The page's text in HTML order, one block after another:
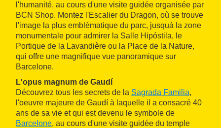
l'humanité, au cours d'une visite guidée organisée par
BCN Shop. Montez l'Escalier du Dragon, où se trouve
l'image la plus emblématique du parc, jusquà la zone
monumentale pour admirer la Salle Hipóstila, le
Portique de la Lavandière ou la Place de la Nature,
qui offre une magnifique vue panoramique sur
Barcelone.
L'opus magnum de Gaudí
Découvrez tous les secrets de la Sagrada Familia,
l'oeuvre majeure de Gaudí à laquelle il a consacré 40
ans de sa vie et qui est devenu le symbole de
Barcelone, au cours d'une visite guidée du temple